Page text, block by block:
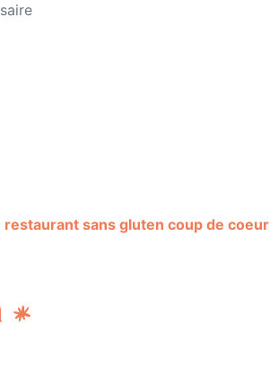
restaurant sans gluten coup de coeur